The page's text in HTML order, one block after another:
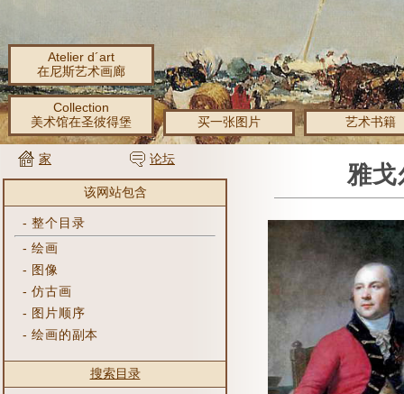
Atelier d´art
在尼斯艺术画廊
Collection
美术馆在圣彼得堡
买一张图片 艺术书籍
家 论坛
该网站包含
-整个目录
-绘画
- 图像
-仿古画
- 图片顺序
-绘画的副本
搜索目录
雅戈